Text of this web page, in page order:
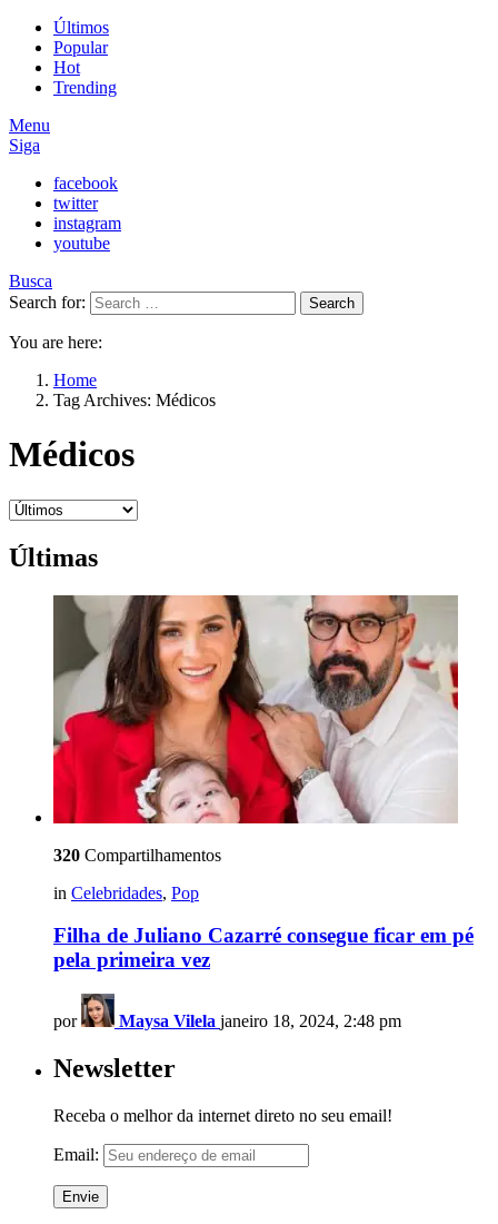
Últimos
Popular
Hot
Trending
Menu
Siga
facebook
twitter
instagram
youtube
Busca
Search for:
Search
You are here:
Home
Tag Archives: Médicos
Médicos
Últimas
320 Compartilhamentos
in Celebridades, Pop
Filha de Juliano Cazarré consegue ficar em pé
pela primeira vez
por Maysa Vilela janeiro 18, 2024, 2:48 pm
Newsletter
Receba o melhor da internet direto no seu email!
Email: